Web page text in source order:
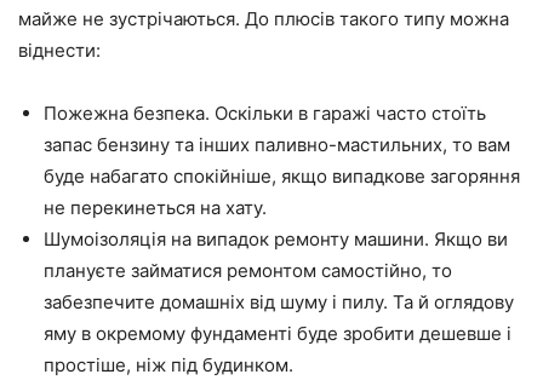
майже не зустрічаються. До плюсів такого типу можна
віднести:
Пожежна безпека. Оскільки в гаражі часто стоїть
запас бензину та інших паливно-мастильних, то вам
буде набагато спокійніше, якщо випадкове загоряння
не перекинеться на хату.
Шумоізоляція на випадок ремонту машини. Якщо ви
плануєте займатися ремонтом самостійно, то
забезпечите домашніх від шуму і пилу. Та й оглядову
яму в окремому фундаменті буде зробити дешевше і
простіше, ніж під будинком.